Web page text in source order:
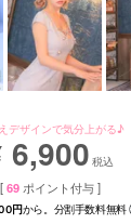
デザインで気分上がる♪
6,900 税込
[69 ポイント付与 ]
円から。分割手数料無料